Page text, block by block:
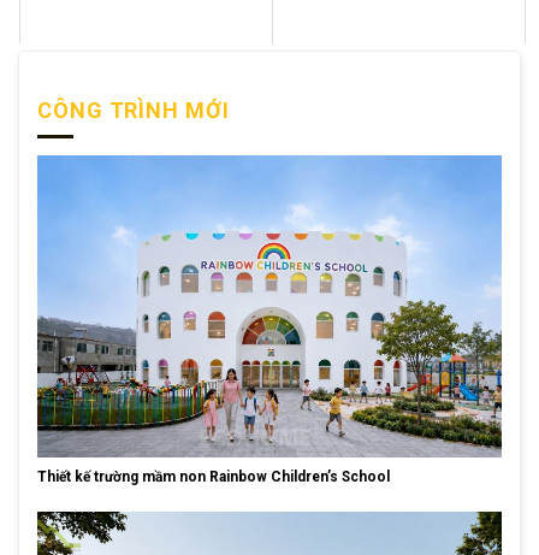
CÔNG TRÌNH MỚI
Thiết kế trường mầm non Rainbow Children’s School